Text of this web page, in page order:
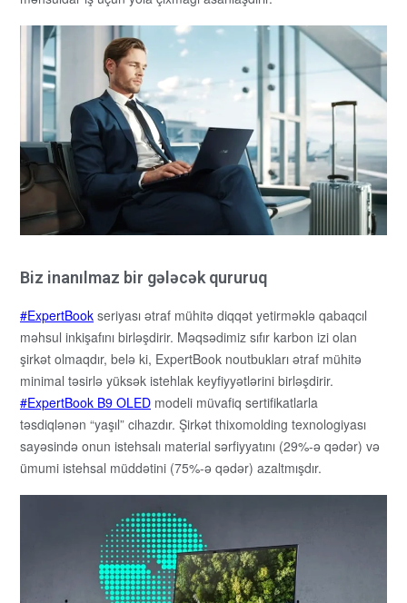
Biz inanılmaz bir gələcək qururuq
ExpertBook seriyası ətraf mühitə diqqət yetirməklə qabaqcıl
məhsul inkişafını birləşdirir. Məqsədimiz sıfır karbon izi olan
şirkət olmaqdır, belə ki, ExpertBook noutbukları ətraf mühitə
minimal təsirlə yüksək istehlak keyfiyyətlərini birləşdirir.
ExpertBook B9 OLED modeli müvafiq sertifikatlarla
təsdiqlənən “yaşıl” cihazdır. Şirkət thixomolding texnologiyası
sayəsində onun istehsalı material sərfiyyatını (29%-ə qədər) və
ümumi istehsal müddətini (75%-ə qədər) azaltmışdır.